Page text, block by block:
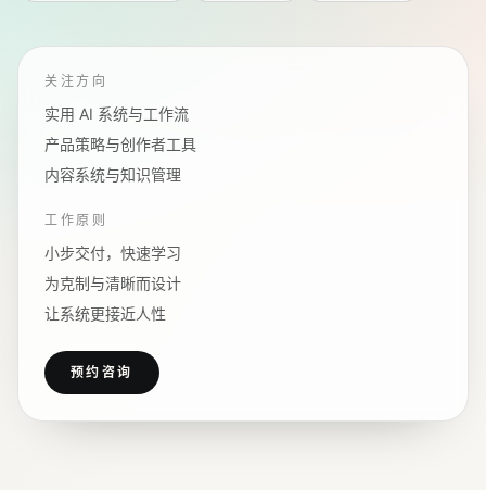
关注方向
实用 AI 系统与工作流
产品策略与创作者工具
内容系统与知识管理
工作原则
小步交付，快速学习
为克制与清晰而设计
让系统更接近人性
预约咨询